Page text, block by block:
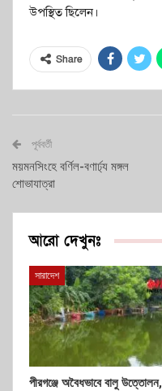
উপস্থিত ছিলেন।
Share
পূর্ববর্তী
ময়মনসিংহে বর্ণিল-বণার্ঢ্য মঙ্গল
শোভাযাত্রা
আরো দেখুনঃ
সারাদেশ
পীরগঞ্জে অবৈধভাবে বালু উত্তোলন,